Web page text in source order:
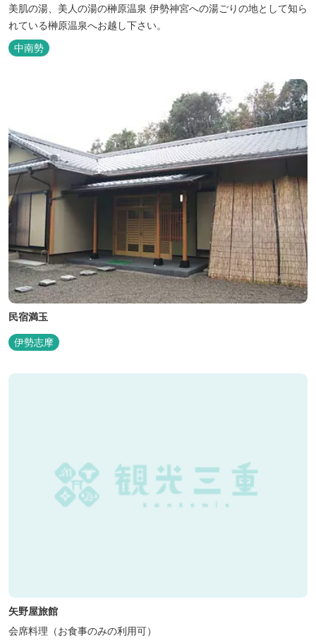
美肌の湯、美人の湯の榊原温泉 伊勢神宮への湯ごりの地として知ら
れている榊原温泉へお越し下さい。
中南勢
民宿満玉
伊勢志摩
矢野屋旅館
会席料理（お食事のみの利用可）